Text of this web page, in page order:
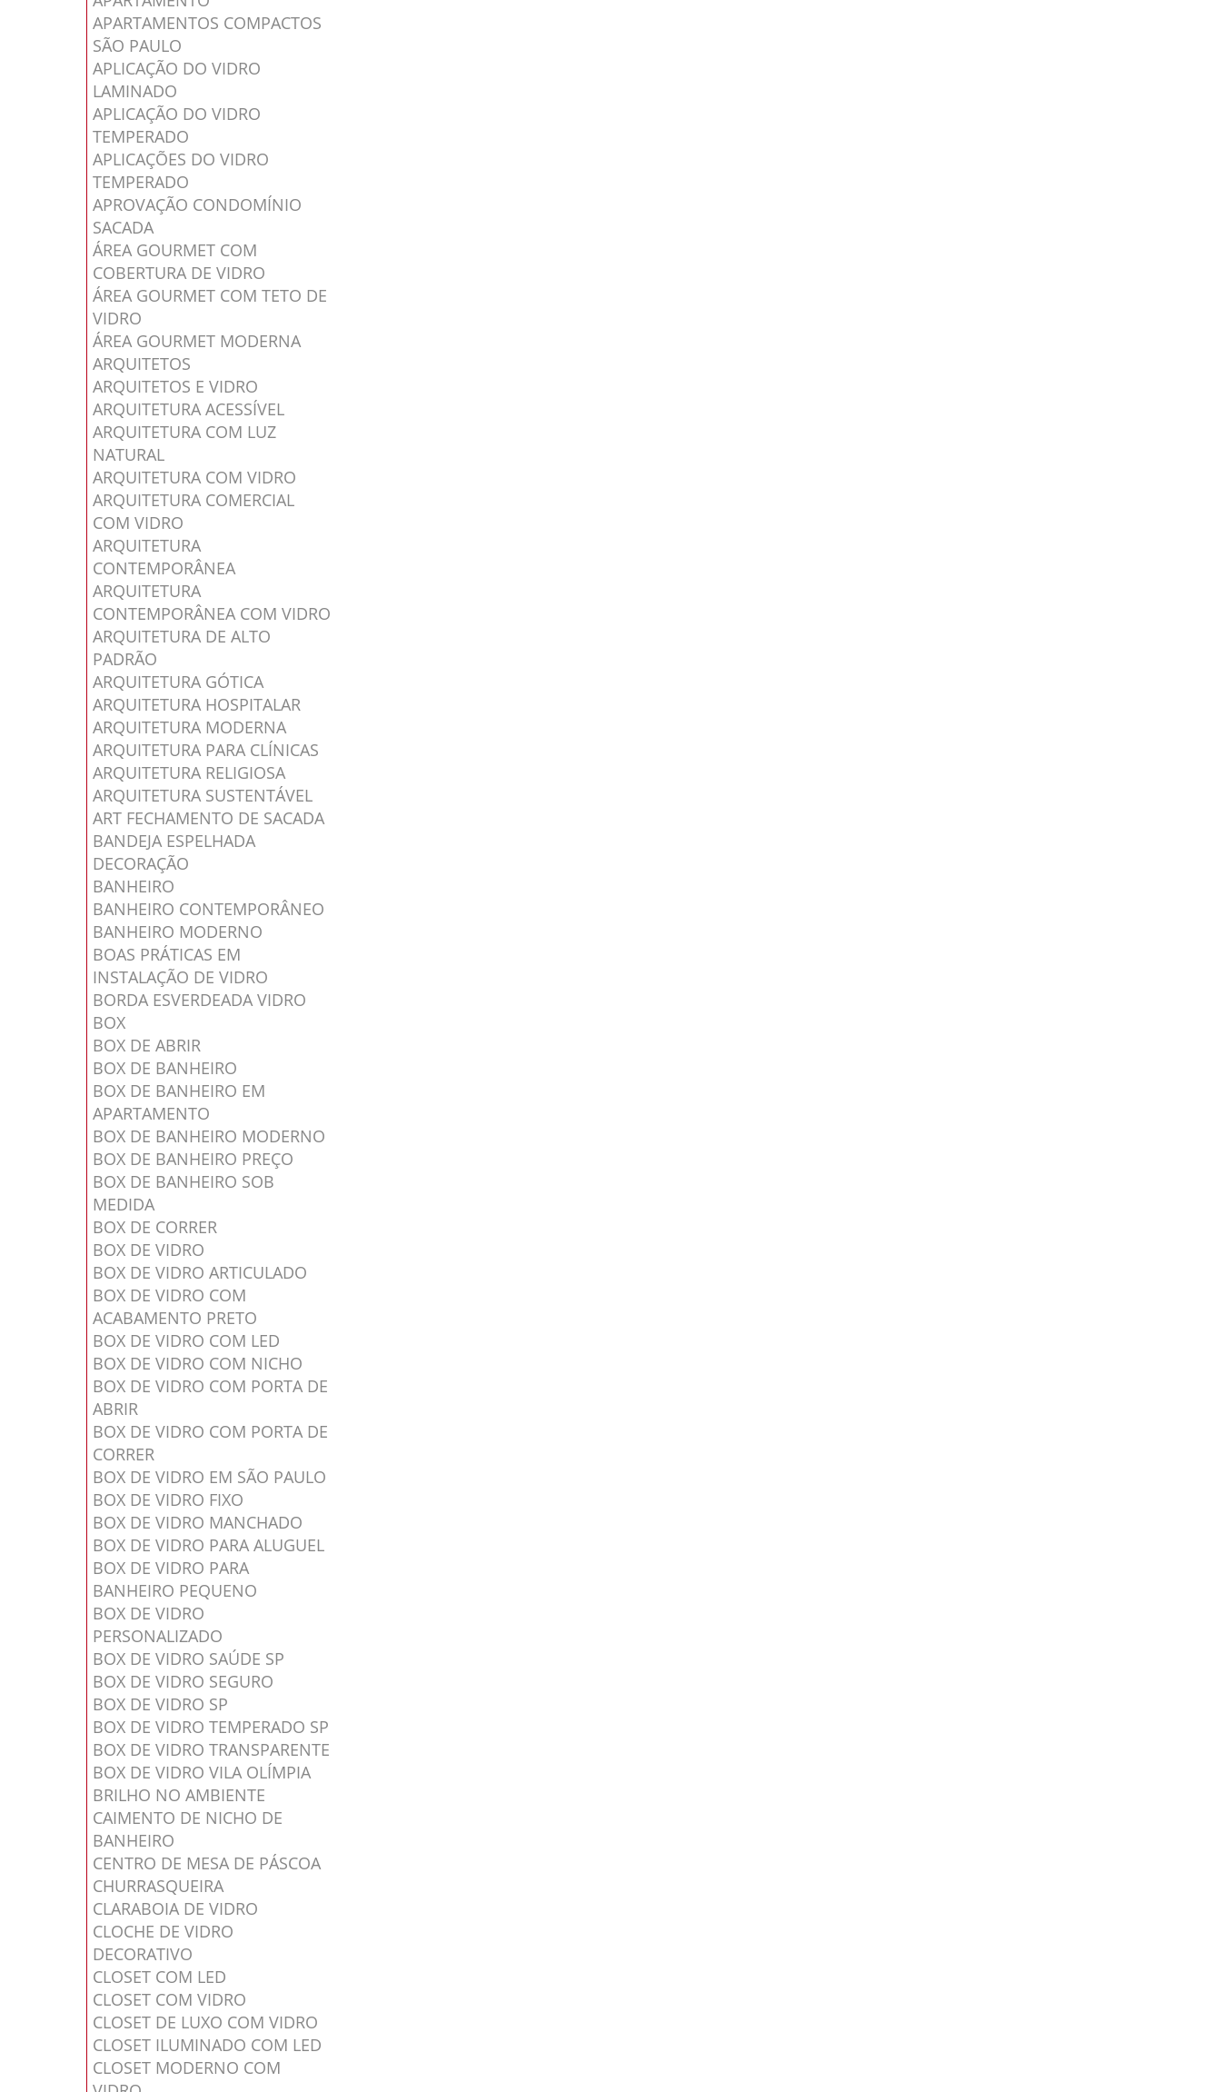
APARTAMENTOS COMPACTOS
SÃO PAULO
APLICAÇÃO DO VIDRO
LAMINADO
APLICAÇÃO DO VIDRO
TEMPERADO
APLICAÇÕES DO VIDRO
TEMPERADO
APROVAÇÃO CONDOMÍNIO
SACADA
ÁREA GOURMET COM
COBERTURA DE VIDRO
ÁREA GOURMET COM TETO DE
VIDRO
ÁREA GOURMET MODERNA
ARQUITETOS
ARQUITETOS E VIDRO
ARQUITETURA ACESSÍVEL
ARQUITETURA COM LUZ
NATURAL
ARQUITETURA COM VIDRO
ARQUITETURA COMERCIAL
COM VIDRO
ARQUITETURA
CONTEMPORÂNEA
ARQUITETURA
CONTEMPORÂNEA COM VIDRO
ARQUITETURA DE ALTO
PADRÃO
ARQUITETURA GÓTICA
ARQUITETURA HOSPITALAR
ARQUITETURA MODERNA
ARQUITETURA PARA CLÍNICAS
ARQUITETURA RELIGIOSA
ARQUITETURA SUSTENTÁVEL
ART FECHAMENTO DE SACADA
BANDEJA ESPELHADA
DECORAÇÃO
BANHEIRO
BANHEIRO CONTEMPORÂNEO
BANHEIRO MODERNO
BOAS PRÁTICAS EM
INSTALAÇÃO DE VIDRO
BORDA ESVERDEADA VIDRO
BOX
BOX DE ABRIR
BOX DE BANHEIRO
BOX DE BANHEIRO EM
APARTAMENTO
BOX DE BANHEIRO MODERNO
BOX DE BANHEIRO PREÇO
BOX DE BANHEIRO SOB
MEDIDA
BOX DE CORRER
BOX DE VIDRO
BOX DE VIDRO ARTICULADO
BOX DE VIDRO COM
ACABAMENTO PRETO
BOX DE VIDRO COM LED
BOX DE VIDRO COM NICHO
BOX DE VIDRO COM PORTA DE
ABRIR
BOX DE VIDRO COM PORTA DE
CORRER
BOX DE VIDRO EM SÃO PAULO
BOX DE VIDRO FIXO
BOX DE VIDRO MANCHADO
BOX DE VIDRO PARA ALUGUEL
BOX DE VIDRO PARA
BANHEIRO PEQUENO
BOX DE VIDRO
PERSONALIZADO
BOX DE VIDRO SAÚDE SP
BOX DE VIDRO SEGURO
BOX DE VIDRO SP
BOX DE VIDRO TEMPERADO SP
BOX DE VIDRO TRANSPARENTE
BOX DE VIDRO VILA OLÍMPIA
BRILHO NO AMBIENTE
CAIMENTO DE NICHO DE
BANHEIRO
CENTRO DE MESA DE PÁSCOA
CHURRASQUEIRA
CLARABOIA DE VIDRO
CLOCHE DE VIDRO
DECORATIVO
CLOSET COM LED
CLOSET COM VIDRO
CLOSET DE LUXO COM VIDRO
CLOSET ILUMINADO COM LED
CLOSET MODERNO COM